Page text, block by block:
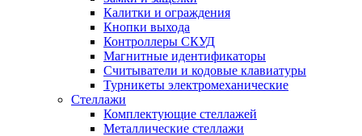
Калитки и ограждения
Кнопки выхода
Контроллеры СКУД
Магнитные идентификаторы
Считыватели и кодовые клавиатуры
Турникеты электромеханические
Стеллажи
Комплектующие стеллажей
Металлические стеллажи